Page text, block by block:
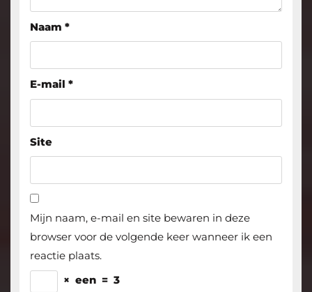
Naam *
E-mail *
Site
Mijn naam, e-mail en site bewaren in deze
browser voor de volgende keer wanneer ik een
reactie plaats.
× een = 3